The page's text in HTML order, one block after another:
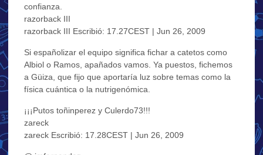
confianza.
razorback III
razorback III Escribió: 17.27CEST | Jun 26, 2009
Si españolizar el equipo significa fichar a catetos como
Albiol o Ramos, apañados vamos. Ya puestos, fichemos
a Güiza, que fijo que aportaría luz sobre temas como la
física cuántica o la nutrigenómica.
¡¡¡Putos toñinperez y Culerdo73!!!
zareck
zareck Escribió: 17.28CEST | Jun 26, 2009